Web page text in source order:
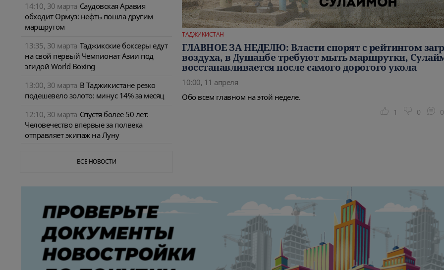
14:10, 30 марта Саудовская Аравия
обходит Ормуз: нефть пошла другим
маршрутом
13:35, 30 марта Таджикские боксеры едут
на свой первый Чемпионат Азии под
эгидой World Boxing
13:00, 30 марта В Таджикистане резко
подешевело золото: минус 14% за месяц
12:10, 30 марта Спустя более 50 лет:
Человечество впервые за полвека
отправляет экипаж на Луну
ВСЕ НОВОСТИ
ТАДЖИКИСТАН
ГЛАВНОЕ ЗА НЕДЕЛЮ: Власти спорят с рейтингом
воздуха, в Душанбе требуют мыть маршрутки,
восстанавливается после самого дорогого укола
10:00, 11 апреля
Обо всем главном на этой неделе.
1 0 0